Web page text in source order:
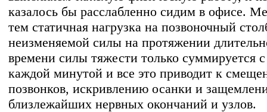
казалось бы расслабленно сидим в офисе.
тем статичная нагрузка на позвоночный
неизменяемой силы на протяжении
времени силы тяжести только суммируется с
каждой минутой и все это приводит к
позвонков, искривлению осанки и
близлежайших нервных окончаний и узлов.